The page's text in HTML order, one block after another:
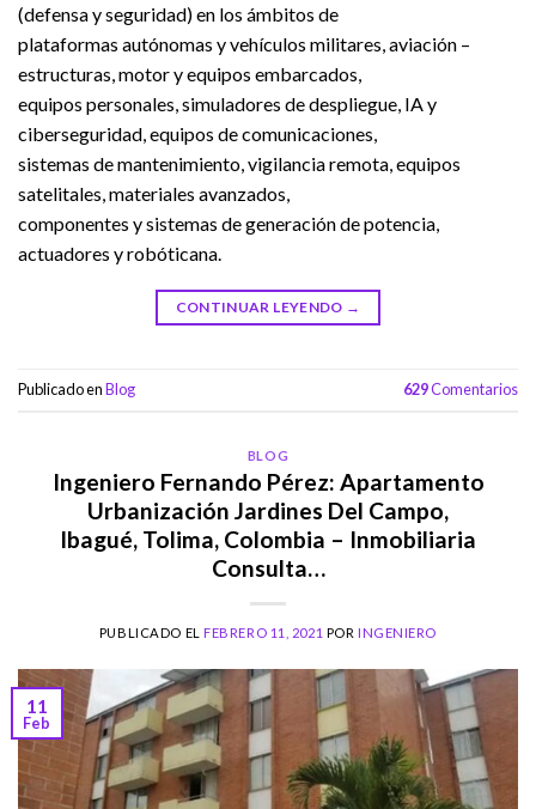
(defensa y seguridad) en los ámbitos de
plataformas autónomas y vehículos militares, aviación –
estructuras, motor y equipos embarcados,
equipos personales, simuladores de despliegue, IA y
ciberseguridad, equipos de comunicaciones,
sistemas de mantenimiento, vigilancia remota, equipos
satelitales, materiales avanzados,
componentes y sistemas de generación de potencia,
actuadores y robóticana.
CONTINUAR LEYENDO →
Publicado enBlog 629Comentarios
BLOG
Ingeniero Fernando Pérez: Apartamento
Urbanización Jardines Del Campo,
Ibagué, Tolima, Colombia – Inmobiliaria
Consulta…
PUBLICADO ELFEBRERO 11, 2021 POR INGENIERO
11
Feb